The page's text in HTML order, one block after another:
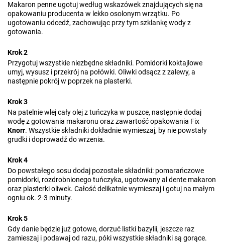
Makaron penne ugotuj według wskazówek znajdujących się na
opakowaniu producenta w lekko osolonym wrzątku. Po
ugotowaniu odcedź, zachowując przy tym szklankę wody z
gotowania.
Krok 2
Przygotuj wszystkie niezbędne składniki. Pomidorki koktajlowe
umyj, wysusz i przekrój na połówki. Oliwki odsącz z zalewy, a
następnie pokrój w poprzek na plasterki.
Krok 3
Na patelnie wlej cały olej z tuńczyka w puszce, następnie dodaj
wodę z gotowania makaronu oraz zawartość opakowania Fix
Knorr. Wszystkie składniki dokładnie wymieszaj, by nie powstały
grudki i doprowadź do wrzenia.
Krok 4
Do powstałego sosu dodaj pozostałe składniki: pomarańczowe
pomidorki, rozdrobnionego tuńczyka, ugotowany al dente makaron
oraz plasterki oliwek. Całość delikatnie wymieszaj i gotuj na małym
ogniu ok. 2-3 minuty.
Krok 5
Gdy danie będzie już gotowe, dorzuć listki bazylii, jeszcze raz
zamieszaj i podawaj od razu, póki wszystkie składniki są gorące.